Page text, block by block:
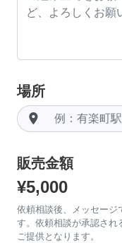
場所
room
販売金額
¥5,000
依頼相談後、メッセージ
す。依頼相談が承認さ
ご提供となります。